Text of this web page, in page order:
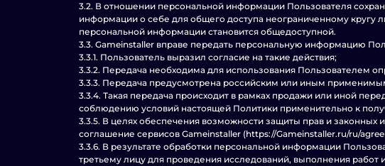
3.2. В отношении персональной информации Пользователя
информации о себе для общего доступа неограниченному кругу
персональной информации становится общедоступной.
3.3. Gameinstaller вправе передать персональную информацию
3.3.1. Пользователь выразил согласие на такие действия;
3.3.2. Передача необходима для использования Пользователем
3.3.3. Передача предусмотрена российским или иным
3.3.4. Такая передача происходит в рамках продажи или иной
соблюдению условий настоящей Политики применительно к
3.3.5. В целях обеспечения возможности защиты прав и законных
соглашение сервисов Gameinstaller (https://Gameinstaller.ru/ru/
3.3.6. В результате обработки персональной информации
третьему лицу для проведения исследований, выполнения работ